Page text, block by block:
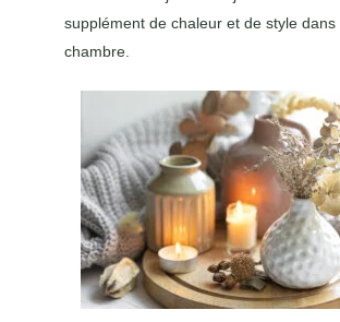
supplément de chaleur et de style dans
chambre.